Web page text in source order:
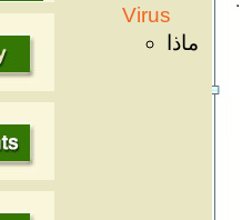
Virus
ماذا